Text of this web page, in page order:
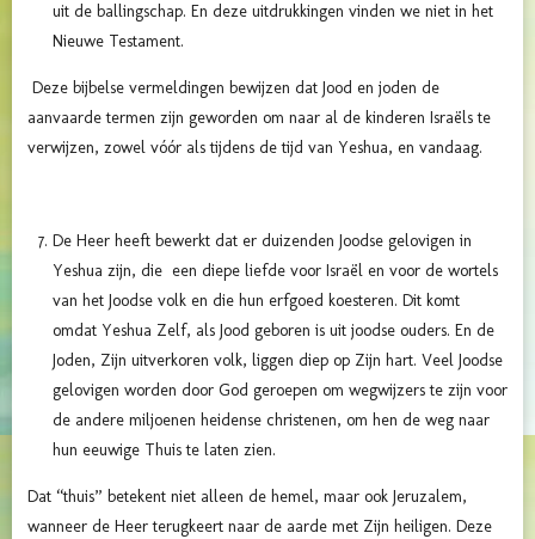
uit de ballingschap. En deze uitdrukkingen vinden we niet in het
Nieuwe Testament.
Deze bijbelse vermeldingen bewijzen dat Jood en joden de
aanvaarde termen zijn geworden om naar al de kinderen Israëls te
verwijzen, zowel vóór als tijdens de tijd van Yeshua, en vandaag.
De Heer heeft bewerkt dat er duizenden Joodse gelovigen in
Yeshua zijn, die een diepe liefde voor Israël en voor de wortels
van het Joodse volk en die hun erfgoed koesteren. Dit komt
omdat Yeshua Zelf, als Jood geboren is uit joodse ouders. En de
Joden, Zijn uitverkoren volk, liggen diep op Zijn hart. Veel Joodse
gelovigen worden door God geroepen om wegwijzers te zijn voor
de andere miljoenen heidense christenen, om hen de weg naar
hun eeuwige Thuis te laten zien.
Dat “thuis” betekent niet alleen de hemel, maar ook Jeruzalem,
wanneer de Heer terugkeert naar de aarde met Zijn heiligen. Deze